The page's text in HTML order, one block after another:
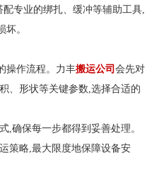
配专业的绑扎、缓冲等辅助工具,
坏。
操作流程。力丰搬运公司会先对
、形状等关键参数,选择合适的
,确保每一步都得到妥善处理。
策略,最大限度地保障设备安